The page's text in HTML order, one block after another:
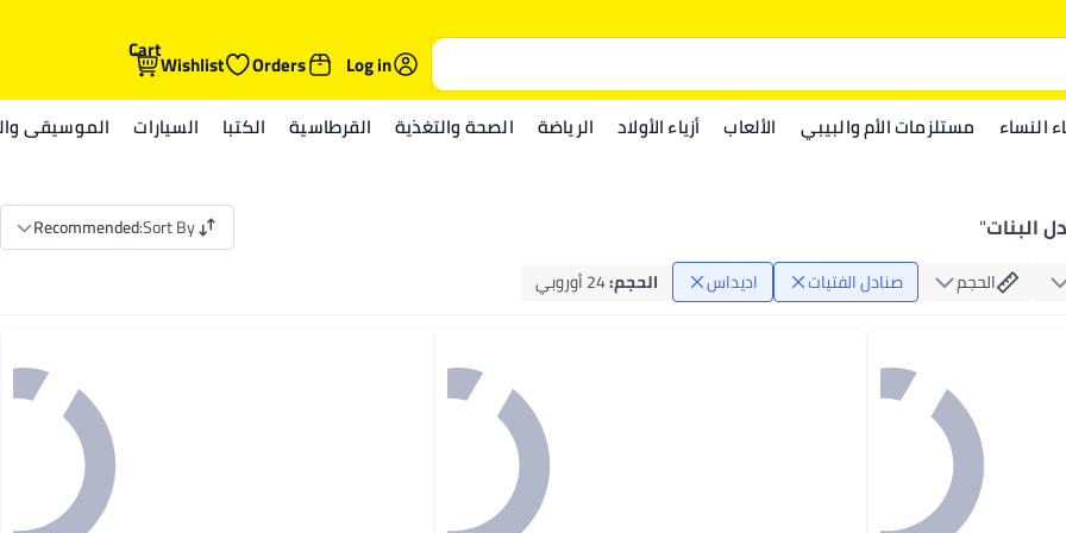
Log in
Orders
Wishlist
Cart
النساء مستلزمات الأم والبيبي الألعاب أزياء الأولاد الرياضة الصحة والتغذية القرطاسية الكتبا السيارات الموسيقى
البنات"
Sort By
:
Recommended
الحجم صنادل الفتيات اديداس الحجم:24 أوروبي